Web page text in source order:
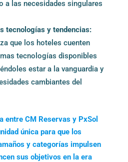
a las necesidades singulares
tecnologías y tendencias:
que los hoteles cuenten
tecnologías disponibles
estar a la vanguardia y
cambiantes del
entre CM Reservas y PxSol
única para que los
y categorías impulsen
sus objetivos en la era